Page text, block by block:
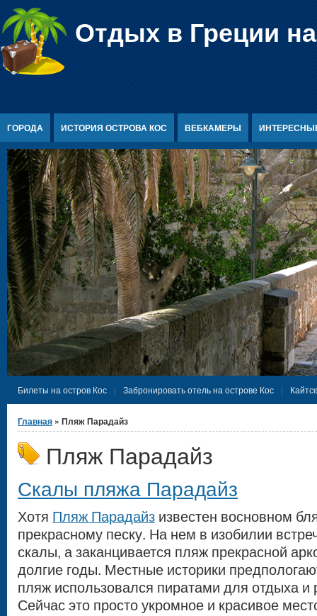
Перейти к содержимомуОтдых в Греции
ГОРОДА ИСТОРИЯ ОСТРОВА КОС ВЕБКАМЕРЫ
Билеты на остров Кос Забронировать отель на острове Кос
Вы здесь
Главная » Пляж Парадайз
Пляж Парадайз
Скалы пляжа Парадайз
Хотя Пляж Парадайз известен восновном
прекрасному песку. На нем в изобилии
скалы, а заканцивается пляж прекрасной
долгие годы. Местные историки
пляж использовался пиратами для отдыха и
Сейчас это просто укромное и красивое